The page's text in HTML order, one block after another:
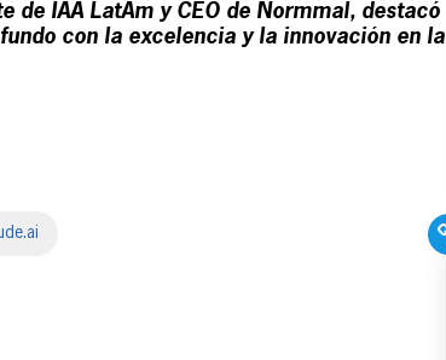
de IAA LatAm y CEO de Normmal, destacó
con la excelencia y la innovación en la